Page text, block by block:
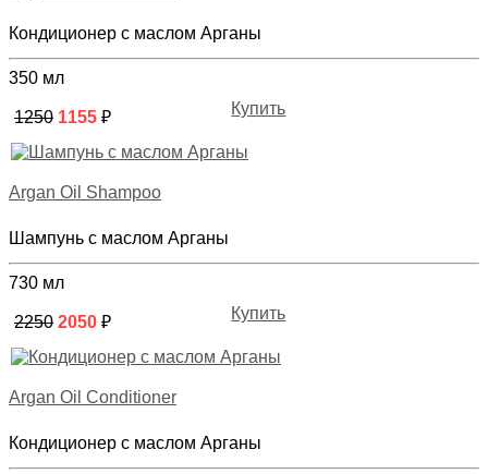
Кондиционер с маслом Арганы
350 мл
1250 1155 ₽ Купить
Argan Oil Shampoo
Шампунь с маслом Арганы
730 мл
2250 2050 ₽ Купить
Argan Oil Conditioner
Кондиционер с маслом Арганы